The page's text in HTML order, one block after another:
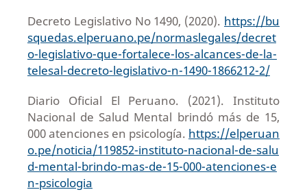
Decreto Legislativo No 1490, (2020). https://bu
squedas.elperuano.pe/normaslegales/decret
o-legislativo-que-fortalece-los-alcances-de-la-
telesal-decreto-legislativo-n-1490-1866212-2/
Diario Oficial El Peruano. (2021). Instituto
Nacional de Salud Mental brindó más de 15,
000 atenciones en psicología. https://elperuan
o.pe/noticia/119852-instituto-nacional-de-salu
d-mental-brindo-mas-de-15-000-atenciones-e
n-psicologia